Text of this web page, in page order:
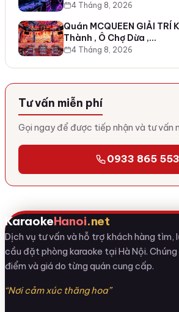
4 Tháng 8, 2026
Quán MCQUEEN GIẢI TRÍ
Thành , Ô Chợ Dừa ,…
4 Tháng 8, 2026
Tư vấn miễn phí
Gọi ngay để được tiếp nhận và tư vấn
0933 865 553
KaraokeHanoi.net
Dịch vụ tư vấn và hỗ trợ khách hàng tìm,
cầu đặt phòng karaoke tại Hà Nội.
điểm và giá do từng quán cung cấp.
“Nơi cảm xúc thăng hoa”